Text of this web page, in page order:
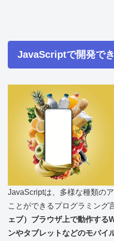
JavaScriptで開発で
JavaScriptは、多様な種類の
ことができるプログラミング
ェブ）ブラウザ上で動作する
ンやタブレットなどのモバイ